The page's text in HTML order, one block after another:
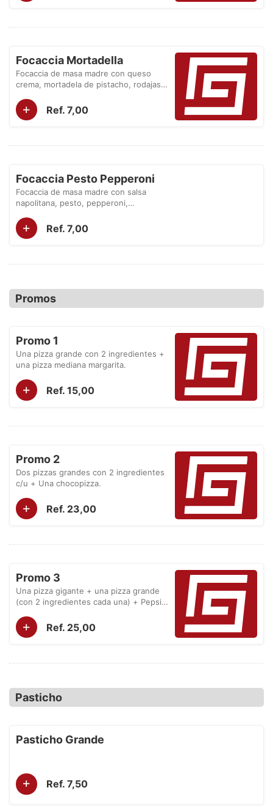
Focaccia Mortadella
Focaccia de masa madre con queso
crema, mortadela de pistacho, rodajas
+ Ref. 7,00
Focaccia Pesto Pepperoni
Focaccia de masa madre con salsa
napolitana, pesto, pepperoni,
+ Ref. 7,00
Promos
Promo 1
Una pizza grande con 2 ingredientes +
una pizza mediana margarita.
+ Ref. 15,00
Promo 2
Dos pizzas grandes con 2 ingredientes
c/u + Una chocopizza.
+ Ref. 23,00
Promo 3
Una pizza gigante + una pizza grande
(con 2 ingredientes cada una) + Pepsi
+ Ref. 25,00
Pasticho
Pasticho Grande
+ Ref. 7,50